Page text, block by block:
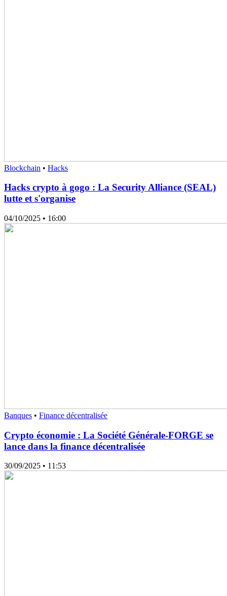
Blockchain • Hacks
Hacks crypto à gogo : La Security Alliance (SEAL)
lutte et s'organise
04/10/2025 • 16:00
Banques • Finance décentralisée
Crypto économie : La Société Générale-FORGE se
lance dans la finance décentralisée
30/09/2025 • 11:53